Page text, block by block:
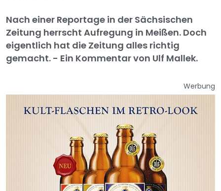
Nach einer Reportage in der Sächsischen
Zeitung herrscht Aufregung in Meißen. Doch
eigentlich hat die Zeitung alles richtig
gemacht. - Ein Kommentar von Ulf Mallek.
Werbung